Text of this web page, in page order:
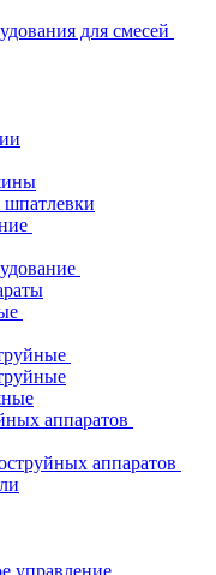
для смесей
аппаратов
аппаратов
управление